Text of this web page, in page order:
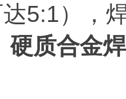
5:1），
硬质合金